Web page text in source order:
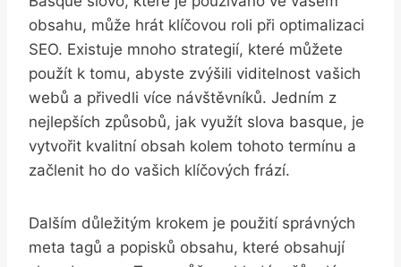
obsahu, může hrát klíčovou roli při optimalizaci
SEO. Existuje mnoho strategií, které můžete
použít k tomu, abyste zvýšili viditelnost vašich
webů a přivedli více návštěvníků. Jedním z
nejlepších způsobů, jak využít slova basque, je
vytvořit kvalitní obsah kolem tohoto termínu a
začlenit ho do vašich klíčových frází.
Dalším důležitým krokem je použití správných
meta tagů a popisků obsahu, které obsahují